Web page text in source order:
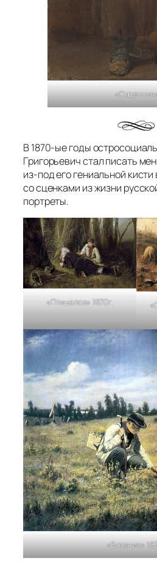
В 1870-ые годы
Григорьевич стал писать
из-под его гениальной
со сценками из жизни
портреты.
«Птицелов» 1870г.
«Ботаник»